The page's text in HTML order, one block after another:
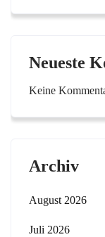
Neueste
Keine
Archiv
August 2026
Juli 2026